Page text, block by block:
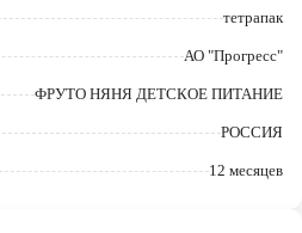
тетрапак
АО "Прогресс"
ФРУТО НЯНЯ ДЕТСКОЕ ПИТАНИЕ
РОССИЯ
12 месяцев